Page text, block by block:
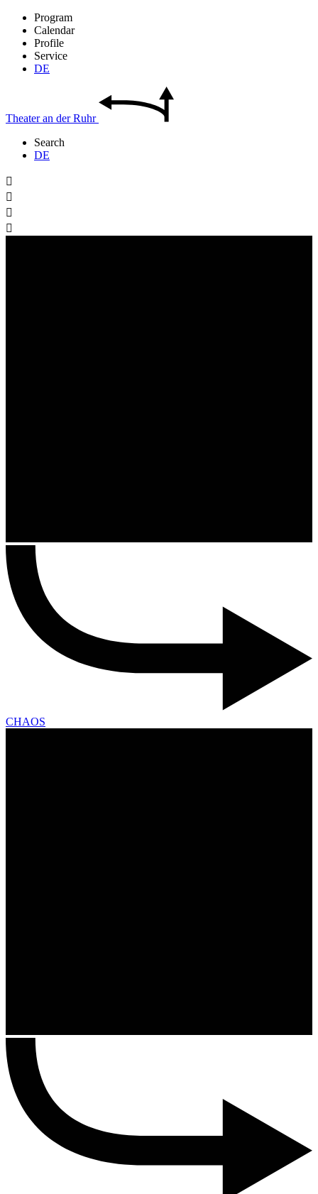
Program
Calendar
Profile
Service
DE
Theateran derRuhr
Search
DE




CHAOS